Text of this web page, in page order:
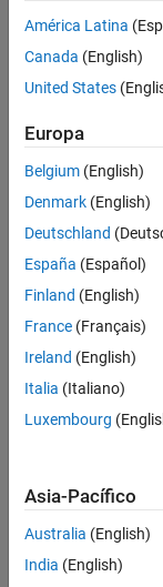
América Latina
Canada (English)
United States
Europa
Belgium (English)
Denmark (English)
Deutschland
España (Español)
Finland (English)
France (Français)
Ireland (English)
Italia (Italiano)
Luxembourg
Asia-Pacífico
Australia (English)
India (English)
Centro de
Política de
Información de
© 1994-2026